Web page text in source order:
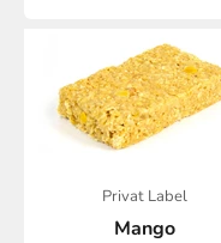
Privat Label
Mango